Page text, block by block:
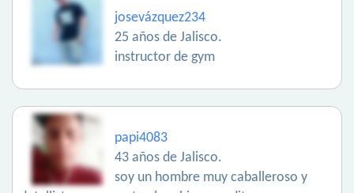
josevázquez234
25 años de Jalisco.
instructor de gym
papi4083
43 años de Jalisco.
soy un hombre muy caballeroso y